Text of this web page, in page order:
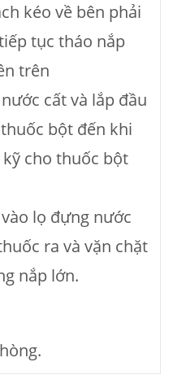
kéo về bên phải
tục tháo nắp
trên
cất và lắp đầu
bột đến khi
kỹ cho thuốc bột
lọ đựng nước
ra và vặn chặt
nắp lớn.